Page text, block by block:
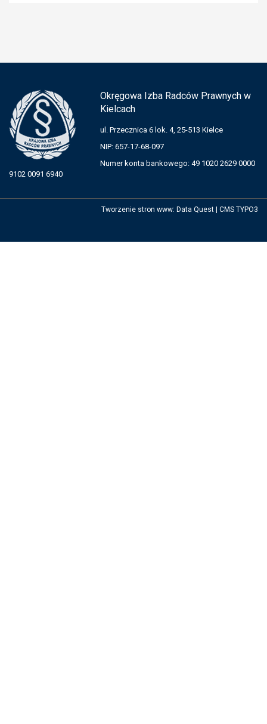
Okręgowa Izba Radców Prawnych w
Kielcach
ul. Przecznica 6 lok. 4, 25-513 Kielce
NIP: 657-17-68-097
Numer konta bankowego: 49 1020 2629 0000
9102 0091 6940
Tworzenie stron www: Data Quest CMS TYPO3